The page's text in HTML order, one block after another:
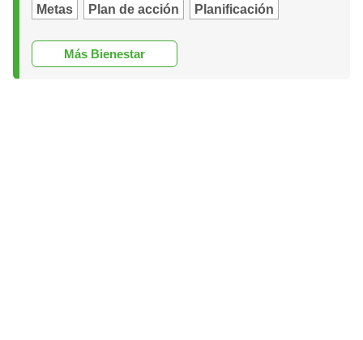
Metas Plan de acción Planificación
Más Bienestar